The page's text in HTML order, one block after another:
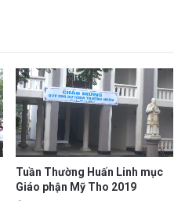
Tuần Thường Huấn Linh mục
Giáo phận Mỹ Tho 2019